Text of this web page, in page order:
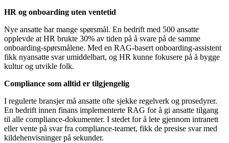
HR og onboarding uten ventetid
Nye ansatte har mange spørsmål. En bedrift med 500 ansatte
opplevde at HR brukte 30% av tiden på å svare på de samme
onboarding-spørsmålene. Med en RAG-basert onboarding-assistent
fikk nyansatte svar umiddelbart, og HR kunne fokusere på å bygge
kultur og utvikle folk.
Compliance som alltid er tilgjengelig
I regulerte bransjer må ansatte ofte sjekke regelverk og prosedyrer.
En bedrift innen finans implementerte RAG for å gi ansatte tilgang
til alle compliance-dokumenter. I stedet for å lete gjennom intranett
eller vente på svar fra compliance-teamet, fikk de presise svar med
kildehenvisninger på sekunder.